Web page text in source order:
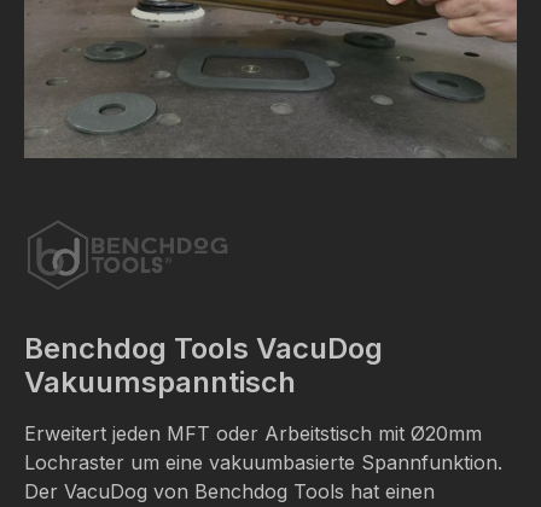
Benchdog Tools VacuDog
Vakuumspanntisch
Erweitert jeden MFT oder Arbeitstisch mit Ø20mm
Lochraster um eine vakuumbasierte Spannfunktion.
Der VacuDog von Benchdog Tools hat einen